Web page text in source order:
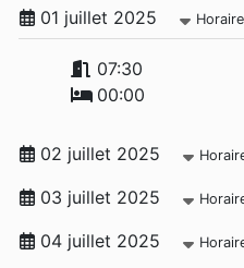
01 juillet 2025
07:30
00:00
02 juillet 2025
03 juillet 2025
04 juillet 2025